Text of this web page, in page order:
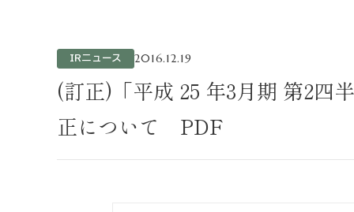
インバウンド
IRニュース 2016.12.19
(訂正)「平成 25 年3月期 第2四
正について PDF